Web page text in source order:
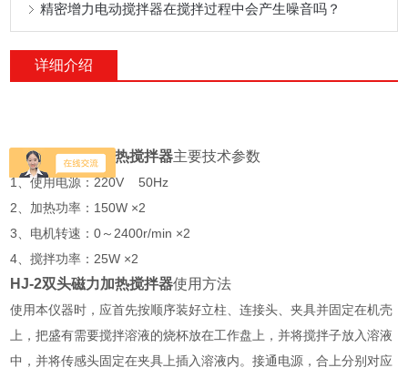
精密增力电动搅拌器在搅拌过程中会产生噪音吗？
详细介绍
HJ-2双头磁力加热搅拌器主要技术参数
1、使用电源：220V 50Hz
2、加热功率：150W ×2
3、电机转速：0～2400r/min ×2
4、搅拌功率：25W ×2
HJ-2双头磁力加热搅拌器使用方法
使用本仪器时，应首先按顺序装好立柱、连接头、夹具并固定在机壳
上，把盛有需要搅拌溶液的烧杯放在工作盘上，并将搅拌子放入溶液
中，并将传感头固定在夹具上插入溶液内。接通电源，合上分别对应